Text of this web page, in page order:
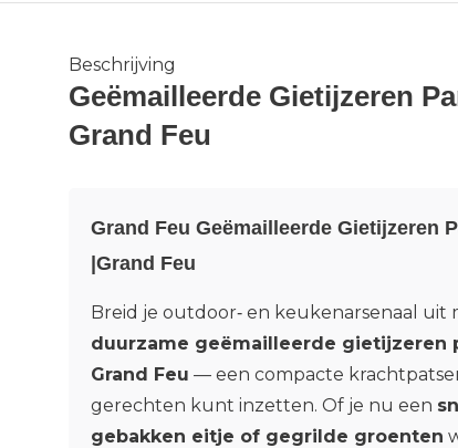
Beschrijving
Geëmailleerde Gietijzeren
Grand Feu
Grand Feu Geëmailleerde Gietijzeren
|Grand Feu
Breid je outdoor‑ en keukenarsenaal uit
duurzame geëmailleerde gietijzeren
Grand Feu — een compacte
gerechten kunt inzetten. Of je nu een
gebakken eitje of gegrilde groenten